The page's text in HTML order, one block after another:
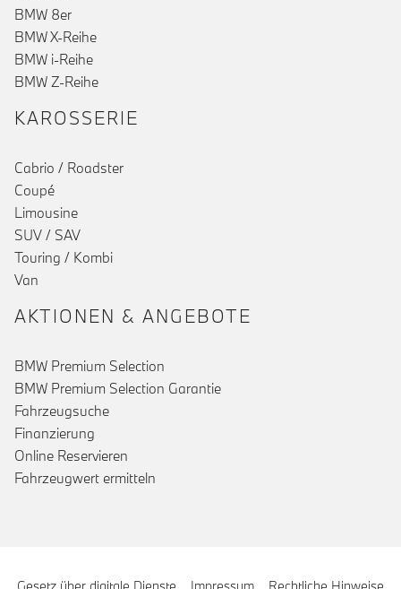
BMW 8er
BMW X-Reihe
BMW i-Reihe
BMW Z-Reihe
KAROSSERIE
Cabrio / Roadster
Coupé
Limousine
SUV / SAV
Touring / Kombi
Van
AKTIONEN & ANGEBOTE
BMW Premium Selection
BMW Premium Selection Garantie
Fahrzeugsuche
Finanzierung
Online Reservieren
Fahrzeugwert ermitteln